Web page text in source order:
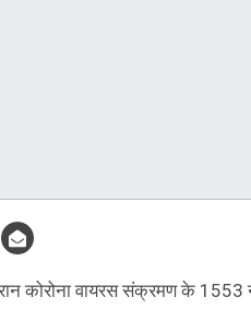
कोरोना वायरस संक्रमण के 1553